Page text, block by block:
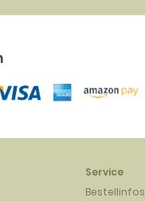
Service
Bestellinfos